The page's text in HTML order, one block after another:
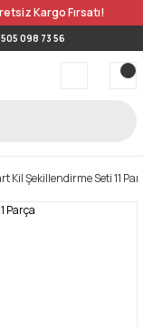
Kargo Fırsatı!
098 73 56
Kil Şekillendirme Seti 11